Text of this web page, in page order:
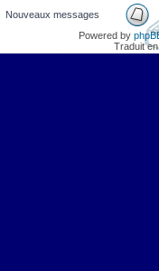
Nouveaux messages
Powered by
Traduit